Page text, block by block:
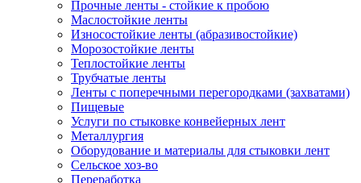
Прочные ленты - стойкие к пробою
Маслостойкие ленты
Износостойкие ленты (абразивостойкие)
Морозостойкие ленты
Теплостойкие ленты
Трубчатые ленты
Ленты с поперечными перегородками (захватами)
Пищевые
Услуги по стыковке конвейерных лент
Металлургия
Оборудование и материалы для стыковки лент
Сельское хоз-во
Переработка